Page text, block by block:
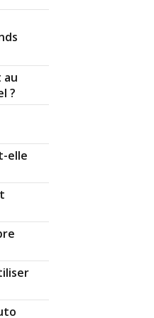
de votre part ;-)
/ E-Tron GT
plus ...
leur largesse
: MERCEDES CLA
A 24000KMS
STAR STOP
HS ET AUCUNE
DE LA M//
CATA PAR CONTRE
SALES
le commentaire)
au
?
elle